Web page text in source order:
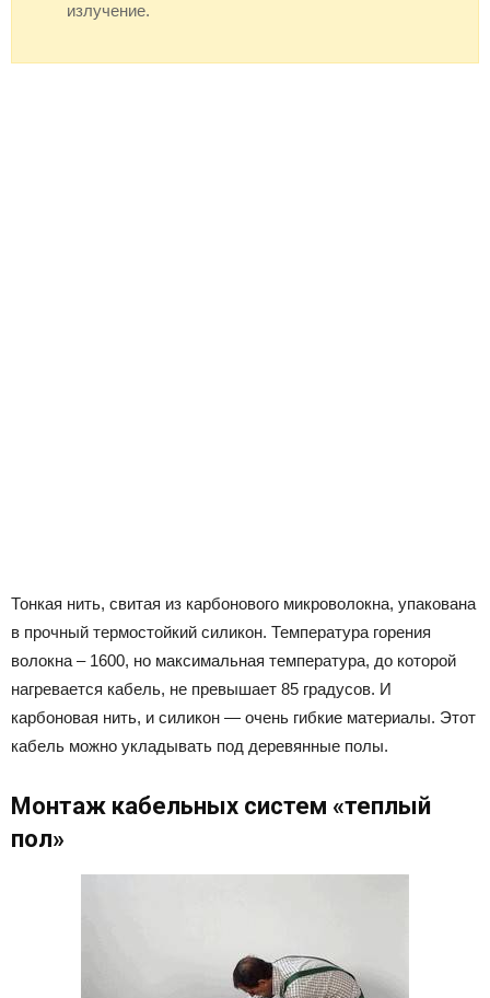
излучение.
Тонкая нить, свитая из карбонового микроволокна, упакована
в прочный термостойкий силикон. Температура горения
волокна – 1600, но максимальная температура, до которой
нагревается кабель, не превышает 85 градусов. И
карбоновая нить, и силикон — очень гибкие материалы. Этот
кабель можно укладывать под деревянные полы.
Монтаж кабельных систем «теплый
пол»